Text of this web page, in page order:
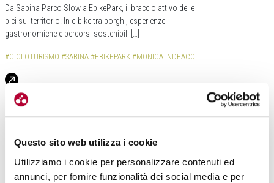
Questo sito web utilizza i cookie
Utilizziamo i cookie per personalizzare contenuti ed
annunci, per fornire funzionalità dei social media e per
Da Sabina Parco Slow a EbikePark, il braccio attivo delle
bici sul territorio. In e-bike tra borghi, esperienze
gastronomiche e percorsi sostenibili […]
#CICLOTURISMO #SABINA #EBIKEPARK #MONICA INDEACO